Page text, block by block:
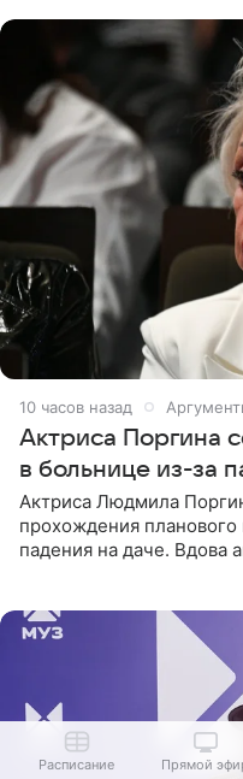
10 часов назад
Актриса Поргина
в больнице из-за
Актриса Людмила
прохождения планового
падения на даче. Вдова
Расписание Прямой